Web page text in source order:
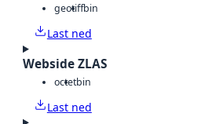
geotiffbin
Last ned
Webside ZLAS
octetbin
Last ned